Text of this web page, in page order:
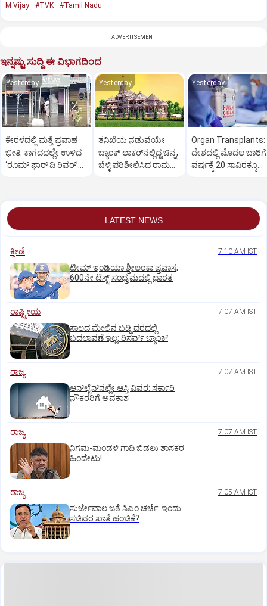
M Vijay
#TVK #Tamil Nadu
ADVERTISEMENT
ಇನ್ನಷ್ಟು ಸುದ್ದಿ ಈ ವಿಭಾಗದಿಂದ
Yesterday
ಕೇರಳದಲ್ಲಿ ಮತ್ತೆ ಪ್ರವಾಹ
ಭೀತಿ: ಕಾಗದದಲ್ಲೇ ಉಳಿದ
‘ರೂಮ್ ಫಾರ್ ದಿ ರಿವರ್’
Yesterday
ತನಿಖೆಯ ನಡುವೆಯೇ
ಬ್ಯಾಂಕ್ ಲಾಕರ್‌ನಲ್ಲಿದ್ದ ಚಿನ್ನ,
ಬೆಳ್ಳಿ ಪರಿಶೀಲಿಸಿದ ರಾಮ
Yesterday
Organ Transplants:
ದೇಶದಲ್ಲಿ ಮೊದಲ ಬಾರಿಗೆ
ವರ್ಷಕ್ಕೆ 20 ಸಾವಿರಕ್ಕೂ
LATEST NEWS
ಕ್ರೀಡೆ 7:10 AM IST
ಟೀಮ್‌ ಇಂಡಿಯಾ ಶ್ರೀಲಂಕಾ ಪ್ರವಾಸ;
600ನೇ ಟೆಸ್ಟ್‌ ಸಂಭ್ರಮದಲ್ಲಿ ಭಾರತ
ರಾಷ್ಟ್ರೀಯ 7:07 AM IST
ಸಾಲದ ಮೇಲಿನ ಬಡ್ಡಿ ದರದಲ್ಲಿ
ಬದಲಾವಣೆ ಇಲ್ಲ: ರಿಸರ್ವ್‌ ಬ್ಯಾಂಕ್‌
ರಾಜ್ಯ 7:07 AM IST
ಆನ್‌ಲೈನ್‌ನಲ್ಲೇ ಆಸ್ತಿ ವಿವರ: ಸರ್ಕಾರಿ
ನೌಕರರಿಗೆ ಅವಕಾಶ
ರಾಜ್ಯ 7:07 AM IST
ನಿಗಮ-ಮಂಡಳಿ ಗಾದಿ ಬಿಡಲು ಶಾಸಕರ
ಹಿಂದೇಟು!
ರಾಜ್ಯ 7:05 AM IST
ಸುರ್ಜೇವಾಲ ಜತೆ ಸಿಎಂ ಚರ್ಚೆ: ಇಂದು
ಸಚಿವರ ಖಾತೆ ಹಂಚಿಕೆ?